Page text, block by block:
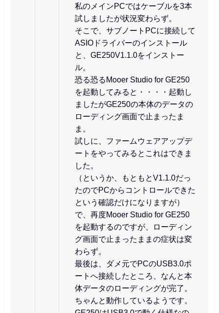
私のメインPCではケーブルを3本
試しましたが状況変わらず。
そこで、サブノートPCに接続して
ASIOドライバーのインストール
と、GE250V1.1.0をインストー
ル。
恐る恐るMooer Studio for GE250
を起動してみると・・・・起動し
ましたがGE250の本体のデータの
ローディング画面で止まったま
ま。
試しに、ファームウェアアップデ
ートをやってみるとこれはできま
した。
（というか、もともとV1.1.0だっ
たのでPCからコントロールできた
という確認だけになりますが）
で、再度Mooer Studio for GE250
を起動するのですが、ローディン
グ画面で止まったままの症状は変
わらず。
最後は、ダメ元でPCのUSB3.0ポ
ートへ接続したところ、なんと本
体データのローディングが完了。
ちゃんと動作しているようです。